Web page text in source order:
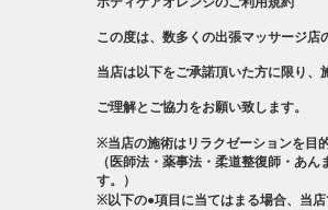
この度は、数多くの出張マッサージ
当店は以下をご承諾頂いた方に限り、
ご理解とご協力をお願い致します。
※当店の施術はリラクゼーションを目
（医師法・薬事法・柔道整復師・あ
す。）
※以下の●項目に当てはまる場合、当